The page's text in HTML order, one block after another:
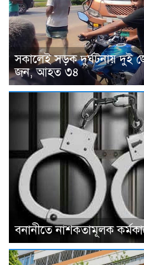
সকালেই সড়ক দুর্ঘটনায় দুই
জন, আহত ৩৪
বনানীতে নাশকতামূলক